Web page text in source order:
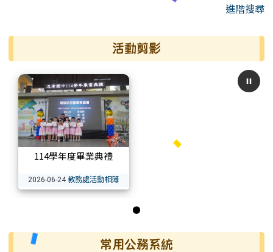
進階搜尋
活動剪影
114學年度畢業典禮
2026-06-24 教務處活動相簿
常用公務系統